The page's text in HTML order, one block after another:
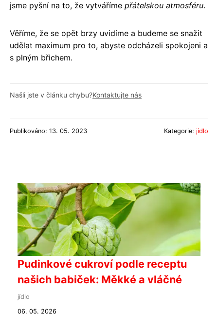
jsme pyšní na to, že vytváříme přátelskou atmosféru.
Věříme, že se opět brzy uvidíme a budeme se snažit
udělat maximum pro to, abyste odcházeli spokojeni a
s plným břichem.
Našli jste v článku chybu?Kontaktujte nás
Publikováno: 13. 05. 2023 Kategorie: jídlo
Pudinkové cukroví podle receptu
našich babiček: Měkké a vláčné
jídlo
06. 05. 2026